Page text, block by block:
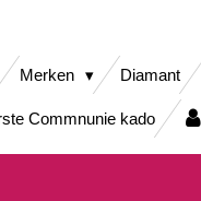
Merken Diamant
Commnunie kado